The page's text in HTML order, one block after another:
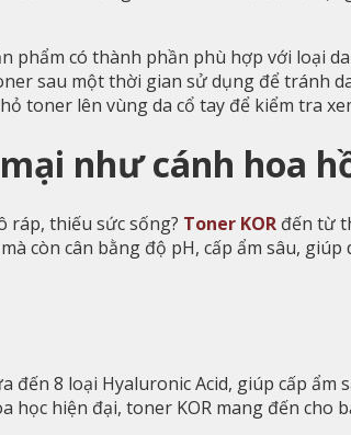
phẩm có thành phần phù hợp với loại
sau một thời gian sử dụng để tránh
toner lên vùng da cổ tay để kiểm tra
như cánh hoa
ráp, thiếu sức sống? Toner KOR đến từ
còn cân bằng độ pH, cấp ẩm sâu,
đến 8 loại Hyaluronic Acid, giúp cấp
hiện đại, toner KOR mang đến cho